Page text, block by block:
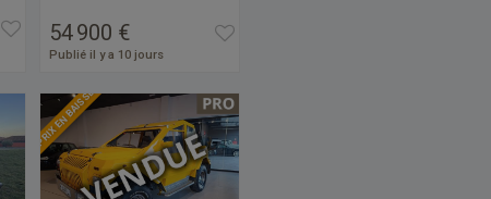
54 900 €
Publié il y a 10 jours
PRIX EN BAISSE